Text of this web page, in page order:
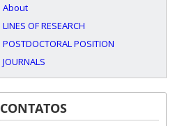
About
LINES OF RESEARCH
POSTDOCTORAL POSITION
JOURNALS
CONTATOS